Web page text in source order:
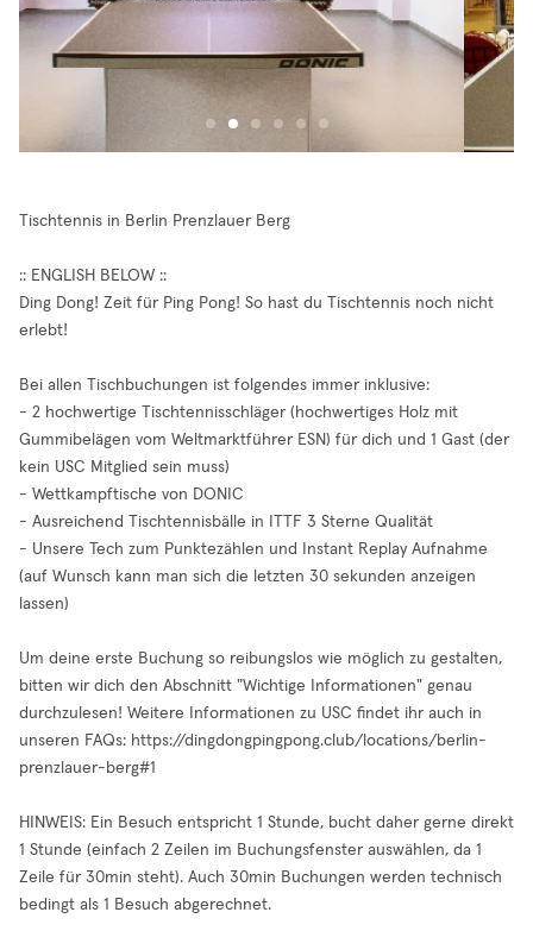
Tischtennis in Berlin Prenzlauer Berg
:: ENGLISH BELOW ::
Ding Dong! Zeit für Ping Pong! So hast du Tischtennis noch nicht
erlebt!
Bei allen Tischbuchungen ist folgendes immer inklusive:
- 2 hochwertige Tischtennisschläger (hochwertiges Holz mit
Gummibelägen vom Weltmarktführer ESN) für dich und 1 Gast (der
kein USC Mitglied sein muss)
- Wettkampftische von DONIC
- Ausreichend Tischtennisbälle in ITTF 3 Sterne Qualität
- Unsere Tech zum Punktezählen und Instant Replay Aufnahme
(auf Wunsch kann man sich die letzten 30 sekunden anzeigen
lassen)
Um deine erste Buchung so reibungslos wie möglich zu gestalten,
bitten wir dich den Abschnitt "Wichtige Informationen" genau
durchzulesen! Weitere Informationen zu USC findet ihr auch in
unseren FAQs: https://dingdongpingpong.club/locations/berlin-
prenzlauer-berg#1
HINWEIS: Ein Besuch entspricht 1 Stunde, bucht daher gerne direkt
1 Stunde (einfach 2 Zeilen im Buchungsfenster auswählen, da 1
Zeile für 30min steht). Auch 30min Buchungen werden technisch
bedingt als 1 Besuch abgerechnet.